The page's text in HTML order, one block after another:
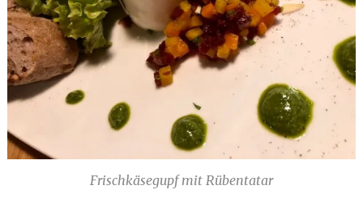
Frischkäsegupf mit Rübentatar